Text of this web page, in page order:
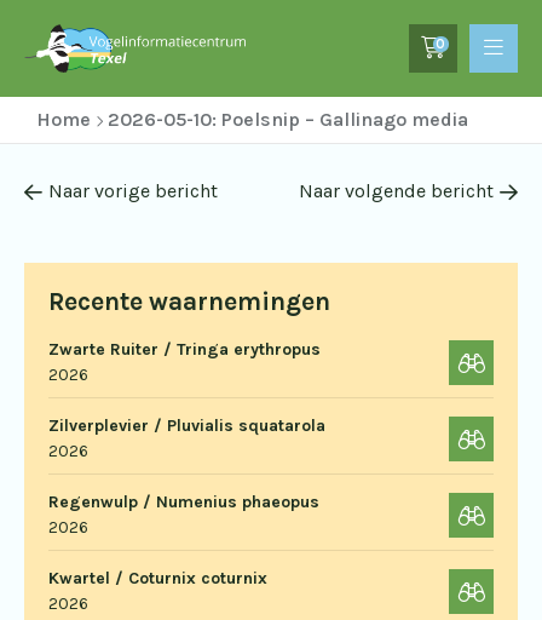
0
Home 2026-05-10: Poelsnip – Gallinago media
Recente waarnemingen
Zwarte Ruiter / Tringa erythropus
2026
Zilverplevier / Pluvialis squatarola
2026
Regenwulp / Numenius phaeopus
2026
Kwartel / Coturnix coturnix
2026
Naar vorige bericht Naar volgende bericht